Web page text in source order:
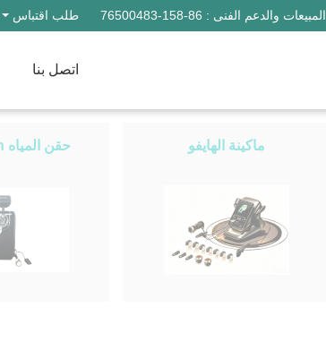
المبيعات والدعم الفنى : 86-158-76500483 طلب اقتباس
اتصل بنا
ماكينة الهايفو حقن المياه Mesogun